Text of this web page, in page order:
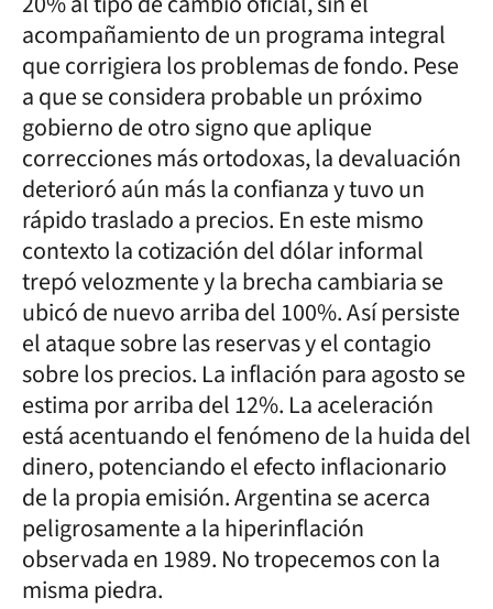
acompañamiento de un programa integral
que corrigiera los problemas de fondo. Pese
a que se considera probable un próximo
gobierno de otro signo que aplique
correcciones más ortodoxas, la devaluación
deterioró aún más la confianza y tuvo un
rápido traslado a precios. En este mismo
contexto la cotización del dólar informal
trepó velozmente y la brecha cambiaria se
ubicó de nuevo arriba del 100%. Así persiste
el ataque sobre las reservas y el contagio
sobre los precios. La inflación para agosto se
estima por arriba del 12%. La aceleración
está acentuando el fenómeno de la huida del
dinero, potenciando el efecto inflacionario
de la propia emisión. Argentina se acerca
peligrosamente a la hiperinflación
observada en 1989. No tropecemos con la
misma piedra.